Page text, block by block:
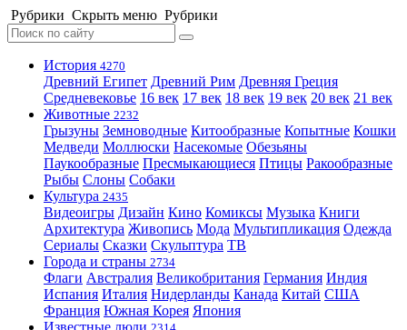
Рубрики Скрыть меню Рубрики
История 4270
Древний Египет Древний Рим Древняя Греция
Средневековье 16 век 17 век 18 век 19 век 20 век 21 век
Животные 2232
Грызуны Земноводные Китообразные Копытные Кошки
Медведи Моллюски Насекомые Обезьяны
Паукообразные Пресмыкающиеся Птицы Ракообразные
Рыбы Слоны Собаки
Культура 2435
Видеоигры Дизайн Кино Комиксы Музыка Книги
Архитектура Живопись Мода Мультипликация Одежда
Сериалы Сказки Скульптура ТВ
Города и страны 2734
Флаги Австралия Великобритания Германия Индия
Испания Италия Нидерланды Канада Китай США
Франция Южная Корея Япония
Известные люди